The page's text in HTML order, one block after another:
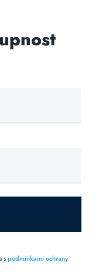
spodmínkami ochrany